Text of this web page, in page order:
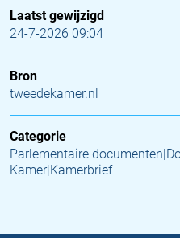
Laatst gewijzigd
24-7-2026 09:04
Bron
tweedekamer.nl
Categorie
Parlementaire
Kamer|Kamerbrief